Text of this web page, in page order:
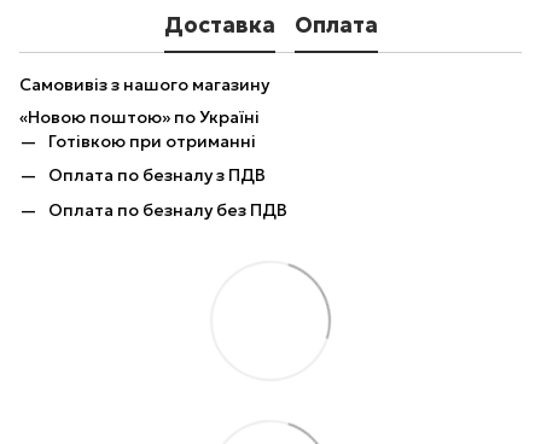
Доставка Оплата
Самовивіз з нашого магазину
«Новою поштою» по Україні
Готівкою при отриманні
Оплата по безналу з ПДВ
Оплата по безналу без ПДВ